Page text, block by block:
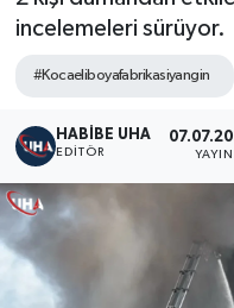
incelemeleri sürüyor.
#Kocaeliboyafabrikasiyangin
HABİBE UHA
EDITÖR